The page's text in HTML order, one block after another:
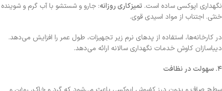
نگهداری اپوکسی ساده است. تمیزکاری روزانه: جارو و شستشو با آب گرم و شوینده
خنثی. اجتناب از مواد اسیدی قوی.
در کارخانه‌ها، استفاده از پدهای نرم زیر تجهیزات، طول عمر را افزایش می‌دهد.
دیباسازان کاوش خدمات نگهداری سالانه ارائه می‌دهد.
۴. سهولت در نظافت